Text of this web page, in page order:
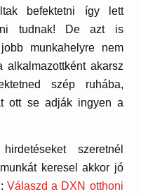
befektetni így lett
tudnak! De azt is
munkahelyre nem
akarsz
szép ruhába,
ott se adják ingyen a
szeretnél
keresel akkor jó
Válaszd a DXN otthoni